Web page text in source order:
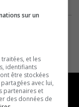
sur un
et les
identifiants
être stockées
avec lui,
partenaires et
des données de